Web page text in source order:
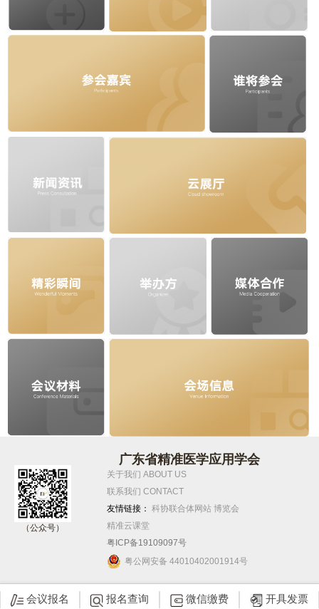
广东省精准医学应用学会
关于我们 ABOUT US
联系我们 CONTACT
友情链接：科协联合体网站 博览会
精准云课堂
粤ICP备19109097号
粤公网安备 44010402001914号
（公众号）
会议报名 报名查询 微信缴费 开具发票